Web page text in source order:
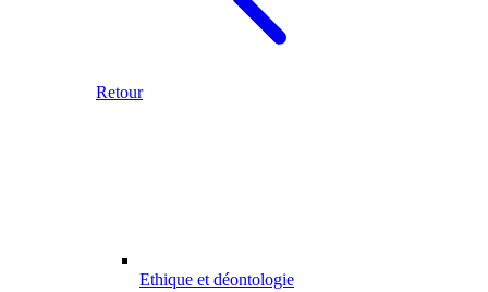
Retour
Ethique et déontologie